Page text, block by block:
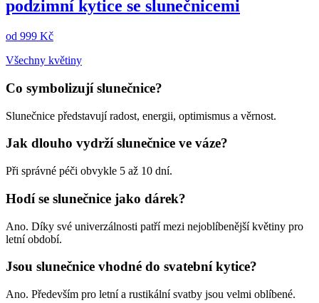
podzimní kytice se slunečnicemi
od 999 Kč
Všechny květiny
Co symbolizují slunečnice?
Slunečnice představují radost, energii, optimismus a věrnost.
Jak dlouho vydrží slunečnice ve váze?
Při správné péči obvykle 5 až 10 dní.
Hodí se slunečnice jako dárek?
Ano. Díky své univerzálnosti patří mezi nejoblíbenější květiny pro
letní období.
Jsou slunečnice vhodné do svatební kytice?
Ano. Především pro letní a rustikální svatby jsou velmi oblíbené.